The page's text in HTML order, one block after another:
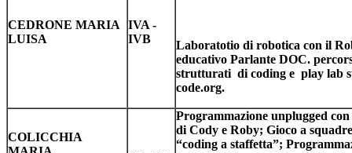
CEDRONE MARIA
LUISA
IVA -
IVB
Laboratotio di robotica con il
educativo Parlante DOC.
strutturati di coding e play lab
code.org.
COLICCHIA
Programmazione unplugged con
di Cody e Roby; Gioco a
“coding a staffetta”;